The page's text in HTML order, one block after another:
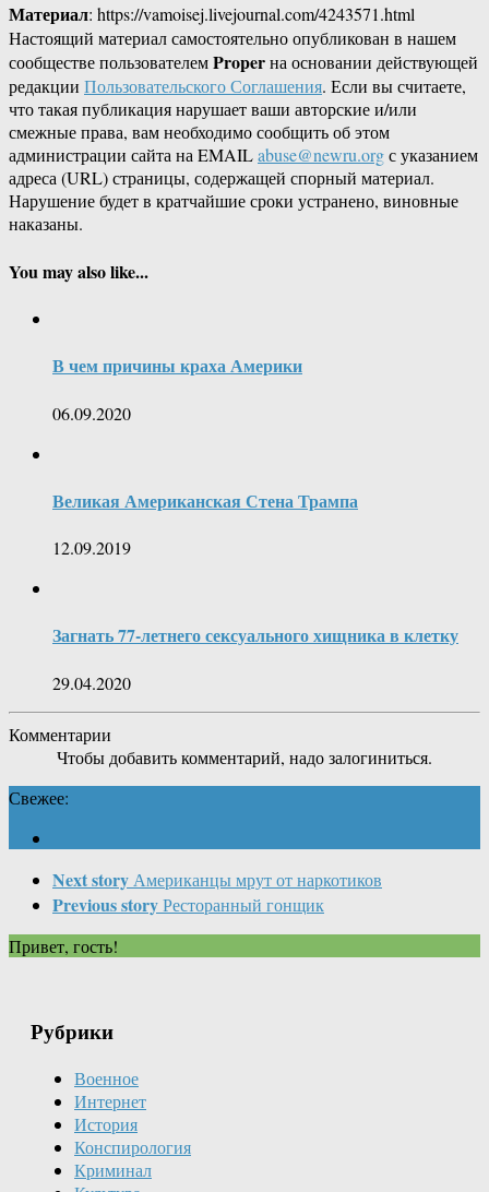
Материал: https://vamoisej.livejournal.com/4243571.html
Настоящий материал самостоятельно опубликован в нашем
сообществе пользователемProperна основании действующей
редакции Пользовательского Соглашения. Если вы считаете,
что такая публикация нарушает ваши авторские и/или
смежные права, вам необходимо сообщить об этом
администрации сайта на EMAILabuse@newru.orgс указанием
адреса (URL) страницы, содержащей спорный материал.
Нарушение будет в кратчайшие сроки устранено, виновные
наказаны.
You may also like...
В чем причины краха Америки
06.09.2020
Великая Американская Стена Трампа
12.09.2019
Загнать 77-летнего сексуального хищника в клетку
29.04.2020
Комментарии
Чтобы добавить комментарий, надо залогиниться.
Свежее:
Next story Американцы мрут от наркотиков
Previous storyРесторанный гонщик
Привет, гость!
Рубрики
Военное
Интернет
История
Конспирология
Криминал